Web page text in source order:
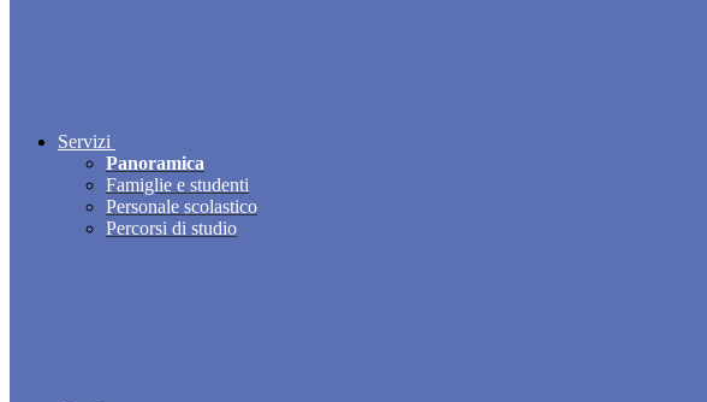
Servizi
Panoramica
Famiglie e studenti
Personale scolastico
Percorsi di studio